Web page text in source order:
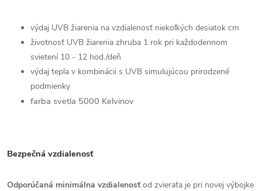
výdaj UVB žiarenia na vzdialenosť niekoľkých desiatok cm
životnosť UVB žiarenia zhruba 1 rok pri každodennom
svietení 10 - 12 hod./deň
výdaj tepla v kombinácii s UVB simulujúcou prirodzené
podmienky
farba svetla 5000 Kelvinov
Bezpečná vzdialenosť
Odporúčaná minimálna vzdialenosť od zvieraťa je pri novej výbojke